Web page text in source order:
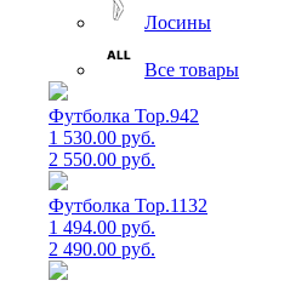
Лосины
Все товары
Футболка Top.942
1 530.00 руб.
2 550.00 руб.
Футболка Top.1132
1 494.00 руб.
2 490.00 руб.